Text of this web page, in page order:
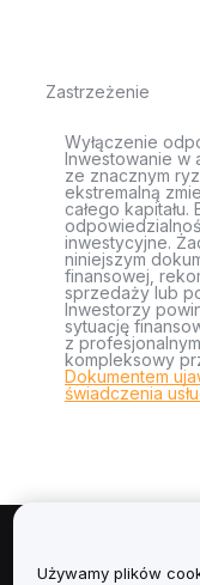
Zastrzeżenie
Wyłączenie
Inwestowanie w
ze znacznym
ekstremalną
całego
inwestycyjne.
niniejszym
finansowej,
sprzedaży lub
Inwestorzy
sytuację
z
kompleksowy
Dokumentem
świadczenia
Informacje
Używamy plików